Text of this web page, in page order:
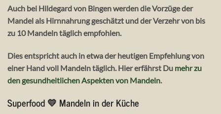
Auch bei Hildegard von Bingen werden die Vorzüge der
Mandel als Hirnnahrung geschätzt und der Verzehr von bis
zu 10 Mandeln täglich empfohlen.
Dies entspricht auch in etwa der heutigen Empfehlung von
einer Hand voll Mandeln täglich. Hier erfährst Du mehr zu
den gesundheitlichen Aspekten von Mandeln.
Superfood 💛 Mandeln in der Küche